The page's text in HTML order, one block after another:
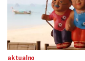
aktualno